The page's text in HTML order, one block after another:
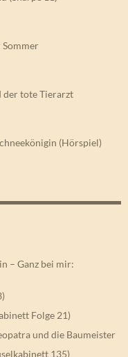
der tote Tierarzt
(Hörspiel)
– Ganz bei mir:
Folge 21)
und die Baumeister
135)